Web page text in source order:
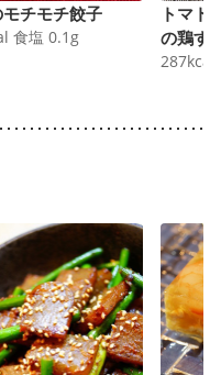
チモチ餃子
食塩 0.1 g
トマト
の鶏す
287kcal